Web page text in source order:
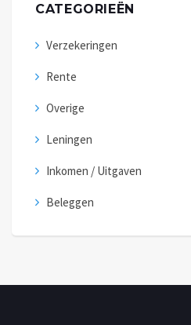
CATEGORIEËN
Verzekeringen
Rente
Overige
Leningen
Inkomen / Uitgaven
Beleggen